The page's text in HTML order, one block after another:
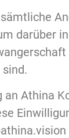
darüber
Athina